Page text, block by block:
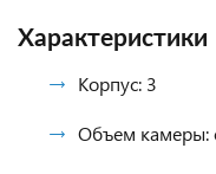
Характеристики
Корпус: 3
Объем камеры: